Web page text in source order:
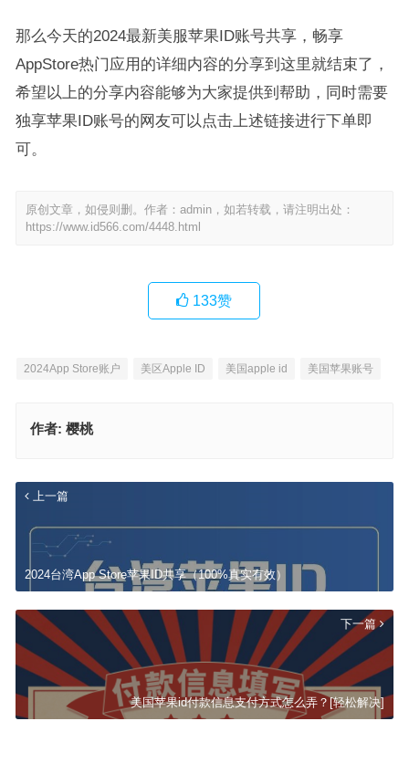
那么今天的2024最新美服苹果ID账号共享，畅享
AppStore热门应用的详细内容的分享到这里就结束了，
希望以上的分享内容能够为大家提供到帮助，同时需要
独享苹果ID账号的网友可以点击上述链接进行下单即
可。
原创文章，如侵则删。作者：admin，如若转载，请注明出处：
https://www.id566.com/4448.html
133赞
2024App Store账户 美区Apple ID 美国apple id 美国苹果账号
作者: 樱桃
上一篇
2024台湾App Store苹果ID共享（100%真实有效）
下一篇
美国苹果id付款信息支付方式怎么弄？[轻松解决]